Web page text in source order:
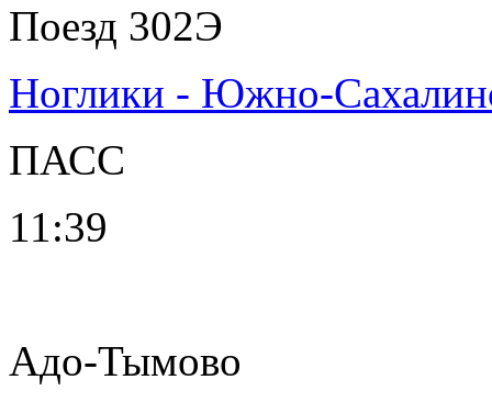
Поезд 302Э
Ноглики - Южно-
ПАСС
11:39
Адо-Тымово